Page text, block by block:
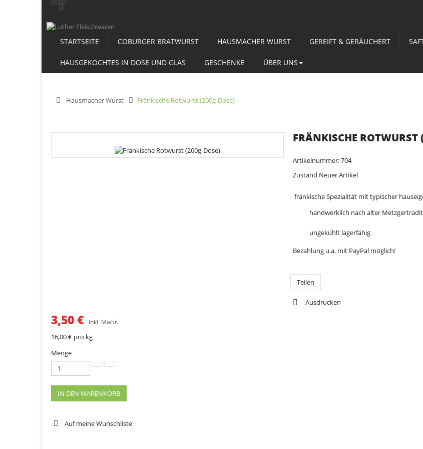
STARTSEITE COBURGER BRATWURST HAUSMACHER WURST GEREIFT & GERÄUCHERT
HAUSGEKOCHTES IN DOSE UND GLAS GESCHENKE ÜBER UNS
> Hausmacher Wurst > Fränkische Rotwurst (200g-Dose)
FRÄNKISCHE ROTWURST
Artikelnummer:704
Zustand Neuer Artikel
fränkische Spezialität mit typischer
handwerklich nach alter
ungekühlt lagerfähig
Bezahlung u.a. mit PayPal möglich!
Teilen
Ausdrucken
3,50 € inkl. MwSt.
16,00 € pro kg
Menge
IN DEN WARENKORB
Auf meine Wunschliste